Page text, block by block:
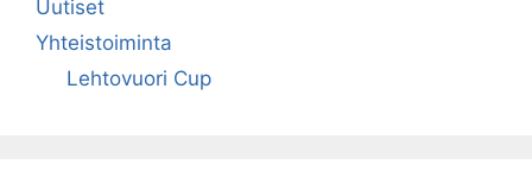
Uutiset
Yhteistoiminta
Lehtovuori Cup